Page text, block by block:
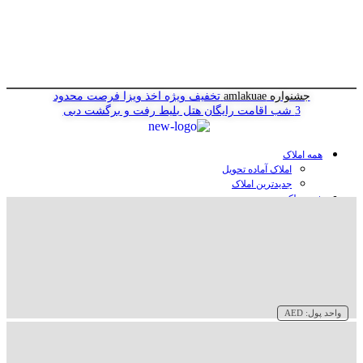
جشنواره amlakuae تخفیف ویژه اخذ ویزا فرصت محدود
3 شب اقامت رایگان هتل
بلیط رفت و برگشت دبی
همه املاک
املاک آماده تحویل
جدیدترین املاک
خرید ملک در دبی
واحد پول: AED